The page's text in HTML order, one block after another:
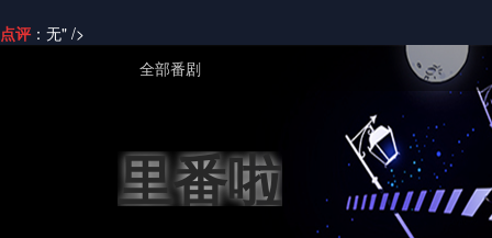
点评：无" />
全部番剧
里番啦